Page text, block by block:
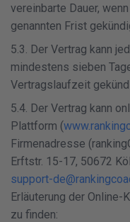
vereinbarte Dauer,
genannten Frist
5.3. Der Vertrag kann
mindestens sieben
Vertragslaufzeit
5.4. Der Vertrag kann
Plattform (
Firmenadresse
Erftstr. 15-17, 50672
support-
Erläuterung der
zu finden: